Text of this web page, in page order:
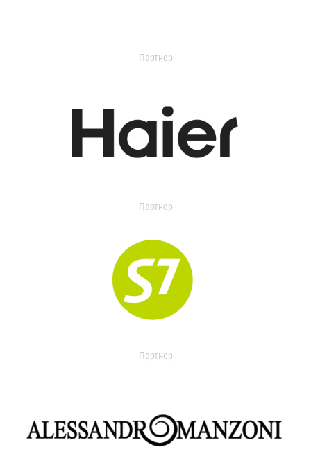
Партнер
Партнер
Партнер